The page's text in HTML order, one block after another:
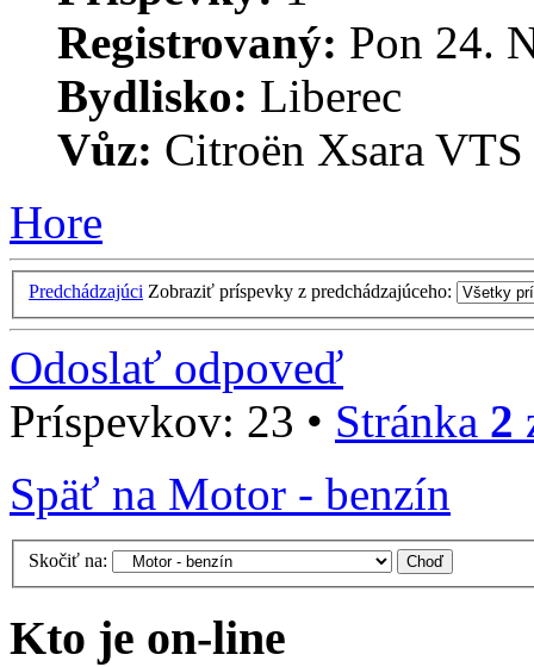
Registrovaný: Pon 24.
Bydlisko: Liberec
Vůz: Citroën Xsara VTS
Hore
Predchádzajúci Zobraziť príspevky z predchádzajúceho:
Odoslať odpoveď
Príspevkov: 23 • Stránka 2
Späť na Motor - benzín
Skočiť na:
Kto je on-line